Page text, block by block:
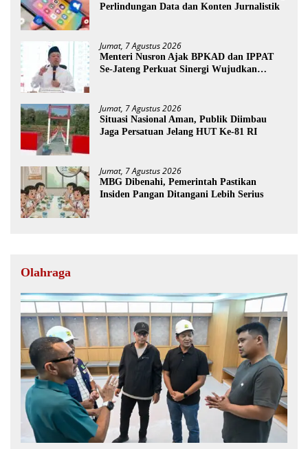
Perlindungan Data dan Konten Jurnalistik
Jumat, 7 Agustus 2026
Menteri Nusron Ajak BPKAD dan IPPAT
Se-Jateng Perkuat Sinergi Wujudkan
Jumat, 7 Agustus 2026
Situasi Nasional Aman, Publik Diimbau
Jaga Persatuan Jelang HUT Ke-81 RI
Jumat, 7 Agustus 2026
MBG Dibenahi, Pemerintah Pastikan
Insiden Pangan Ditangani Lebih Serius
Olahraga